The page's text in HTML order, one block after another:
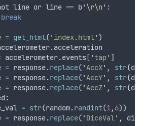
line or line == b' \r\n' :
break
= get_html( ' index.html' )
.acceleration
accelerometer.events [ 'tap' ]
= response.replace( ' AccX' , str(
= response.replace( ' AccY' , str(
= response.replace( ' AccZ' , str(
:
= str(random.randint(1, 6))
= response.replace( ' DiceVal' ,